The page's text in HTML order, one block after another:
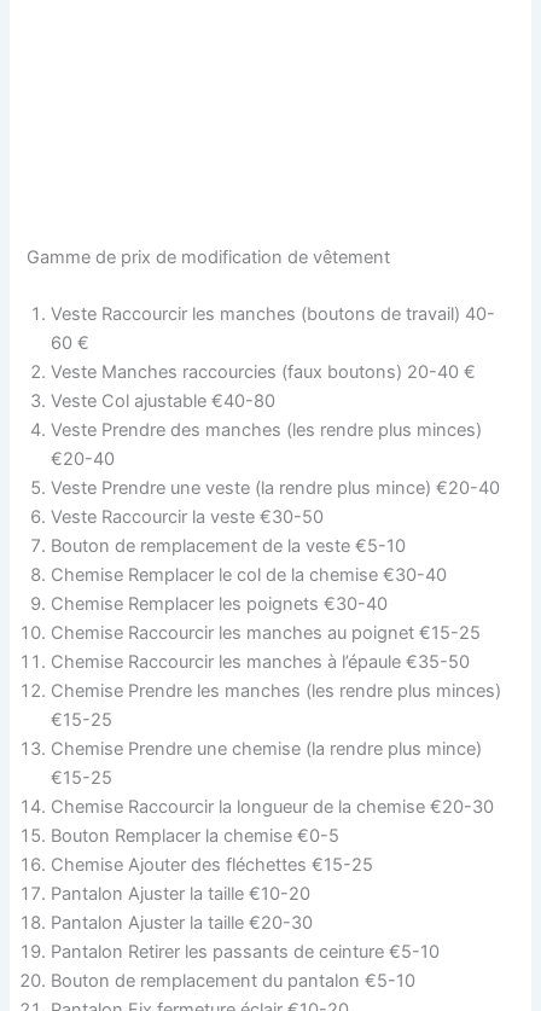
Gamme de prix de modification de vêtement
Veste Raccourcir les manches (boutons de travail) 40-
60 €
Veste Manches raccourcies (faux boutons) 20-40 €
Veste Col ajustable €40-80
Veste Prendre des manches (les rendre plus minces)
€20-40
Veste Prendre une veste (la rendre plus mince) €20-40
Veste Raccourcir la veste €30-50
Bouton de remplacement de la veste €5-10
Chemise Remplacer le col de la chemise €30-40
Chemise Remplacer les poignets €30-40
Chemise Raccourcir les manches au poignet €15-25
Chemise Raccourcir les manches à l’épaule €35-50
Chemise Prendre les manches (les rendre plus minces)
€15-25
Chemise Prendre une chemise (la rendre plus mince)
€15-25
Chemise Raccourcir la longueur de la chemise €20-30
Bouton Remplacer la chemise €0-5
Chemise Ajouter des fléchettes €15-25
Pantalon Ajuster la taille €10-20
Pantalon Ajuster la taille €20-30
Pantalon Retirer les passants de ceinture €5-10
Bouton de remplacement du pantalon €5-10